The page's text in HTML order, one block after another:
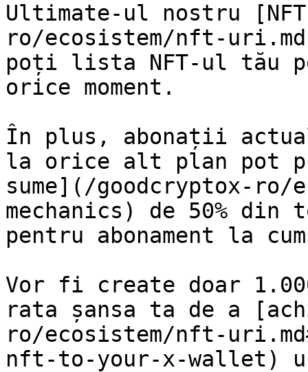
Ultimate-ul nostru
ro/ecosistem/nft-
poți lista NFT-ul tău
orice moment.
În plus, abonații
la orice alt plan pot
sume](/goodcryptox-
mechanics) de 50%
pentru abonament la
Vor fi create doar
rata șansa ta de a
ro/ecosistem/nft-
nft-to-your-x-wallet)